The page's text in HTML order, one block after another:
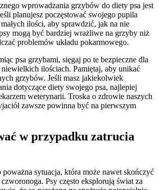
wprowadzania grzybów do diety psa jest
planujesz poczęstować swojego pupila
ilości, aby sprawdzić, jak na nie
mogą być bardziej wrażliwe na grzyby niż
problemów układu pokarmowego.
psa grzybami, sięgaj po te bezpieczne dla
ilościach. Pamiętaj, aby unikać
grzybów. Jeśli masz jakiekolwiek
dotyczące diety swojego psa, najlepiej
weterynarii. Troska o zdrowie naszych
zawsze powinna być na pierwszym
w przypadku zatrucia
sytuacja, która może nawet skończyć
Psy często eksplorują świat za